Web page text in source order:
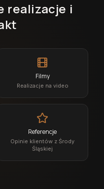
realizacje i
Filmy
Realizacje na video
Referencje
Opinie klientów z Środy
Śląskiej